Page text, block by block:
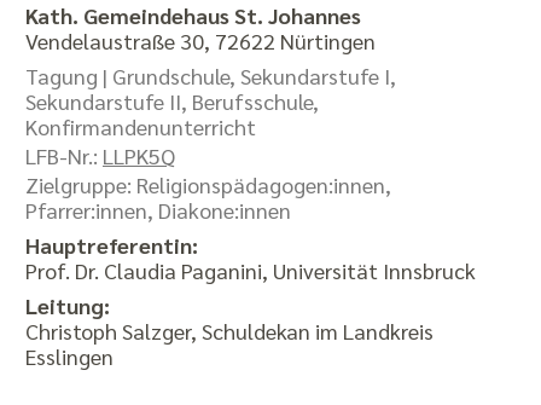
Kath. Gemeindehaus St. Johannes
Vendelaustraße 30, 72622 Nürtingen
Tagung | Grundschule, Sekundarstufe I,
Sekundarstufe II, Berufsschule,
Konfirmandenunterricht
LFB-Nr.: LLPK5Q
Zielgruppe: Religionspädagogen:innen,
Pfarrer:innen, Diakone:innen
Hauptreferentin:
Prof. Dr. Claudia Paganini, Universität Innsbruck
Leitung:
Christoph Salzger, Schuldekan im Landkreis
Esslingen